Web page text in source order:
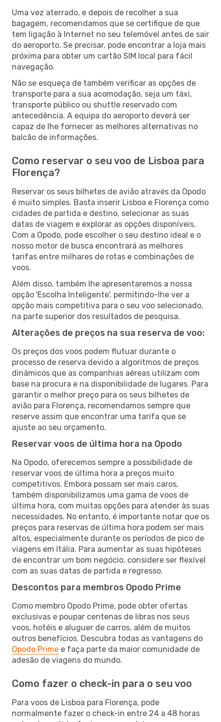
Uma vez aterrado, e depois de recolher a sua
bagagem, recomendamos que se certifique de que
tem ligação à Internet no seu telemóvel antes de sair
do aeroporto. Se precisar, pode encontrar a loja mais
próxima para obter um cartão SIM local para fácil
navegação.
Não se esqueça de também verificar as opções de
transporte para a sua acomodação, seja um táxi,
transporte público ou shuttle reservado com
antecedência. A equipa do aeroporto deverá ser
capaz de lhe fornecer as melhores alternativas no
balcão de informações.
Como reservar o seu voo de Lisboa para
Florença?
Reservar os seus bilhetes de avião através da Opodo
é muito simples. Basta inserir Lisboa e Florença como
cidades de partida e destino, selecionar as suas
datas de viagem e explorar as opções disponíveis.
Com a Opodo, pode escolher o seu destino ideal e o
nosso motor de busca encontrará as melhores
tarifas entre milhares de rotas e combinações de
voos.
Além disso, também lhe apresentaremos a nossa
opção 'Escolha Inteligente', permitindo-lhe ver a
opção mais competitiva para o seu voo selecionado,
na parte superior dos resultados de pesquisa.
Alterações de preços na sua reserva de voo:
Os preços dos voos podem flutuar durante o
processo de reserva devido a algoritmos de preços
dinâmicos que as companhias aéreas utilizam com
base na procura e na disponibilidade de lugares. Para
garantir o melhor preço para os seus bilhetes de
avião para Florença, recomendamos sempre que
reserve assim que encontrar uma tarifa que se
ajuste ao seu orçamento.
Reservar voos de última hora na Opodo
Na Opodo, oferecemos sempre a possibilidade de
reservar voos de última hora a preços muito
competitivos. Embora possam ser mais caros,
também disponibilizamos uma gama de voos de
última hora, com muitas opções para atender às suas
necessidades. No entanto, é importante notar que os
preços para reservas de última hora podem ser mais
altos, especialmente durante os períodos de pico de
viagens em Itália. Para aumentar as suas hipóteses
de encontrar um bom negócio, considere ser flexível
com as suas datas de partida e regresso.
Descontos para membros Opodo Prime
Como membro Opodo Prime, pode obter ofertas
exclusivas e poupar centenas de libras nos seus
voos, hotéis e aluguer de carros, além de muitos
outros benefícios. Descubra todas as vantagens do
Opodo Prime e faça parte da maior comunidade de
adesão de viagens do mundo.
Como fazer o check-in para o seu voo
Para voos de Lisboa para Florença, pode
normalmente fazer o check-in entre 24 a 48 horas